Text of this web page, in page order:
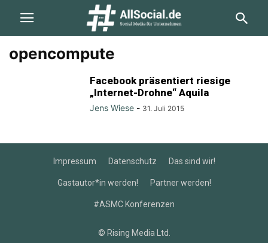
opencompute
Facebook präsentiert riesige
„Internet-Drohne“ Aquila
Jens Wiese - 31. Juli 2015
Impressum Datenschutz Das sind wir!
Gastautor*in werden! Partner werden!
#ASMC Konferenzen
© Rising Media Ltd.